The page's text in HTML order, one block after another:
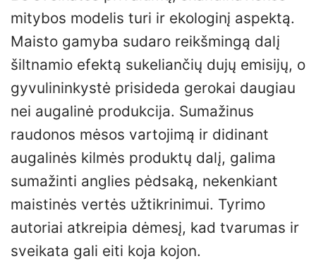
mitybos modelis turi ir ekologinį aspektą.
Maisto gamyba sudaro reikšmingą dalį
šiltnamio efektą sukeliančių dujų emisijų, o
gyvulininkystė prisideda gerokai daugiau
nei augalinė produkcija. Sumažinus
raudonos mėsos vartojimą ir didinant
augalinės kilmės produktų dalį, galima
sumažinti anglies pėdsaką, nekenkiant
maistinės vertės užtikrinimui. Tyrimo
autoriai atkreipia dėmesį, kad tvarumas ir
sveikata gali eiti koja kojon.